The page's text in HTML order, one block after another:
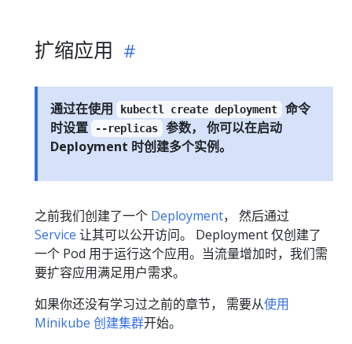
扩缩应用
通过在使用 kubectl create deployment 命令
时设置
--replicas 参数， 你可以在启动
Deployment 时创建多个实例。
之前我们创建了一个 Deployment， 然后通过
Service 让其可以公开访问。 Deployment 仅创建了
一个 Pod 用于运行这个应用。当流量增加时，我们需
要扩容应用满足用户需求。
如果你还没有学习过之前的章节， 需要从使用
Minikube 创建集群开始。